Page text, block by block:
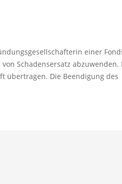
einer
Schadensersatz abzuwenden.
übertragen. Die Beendigung des